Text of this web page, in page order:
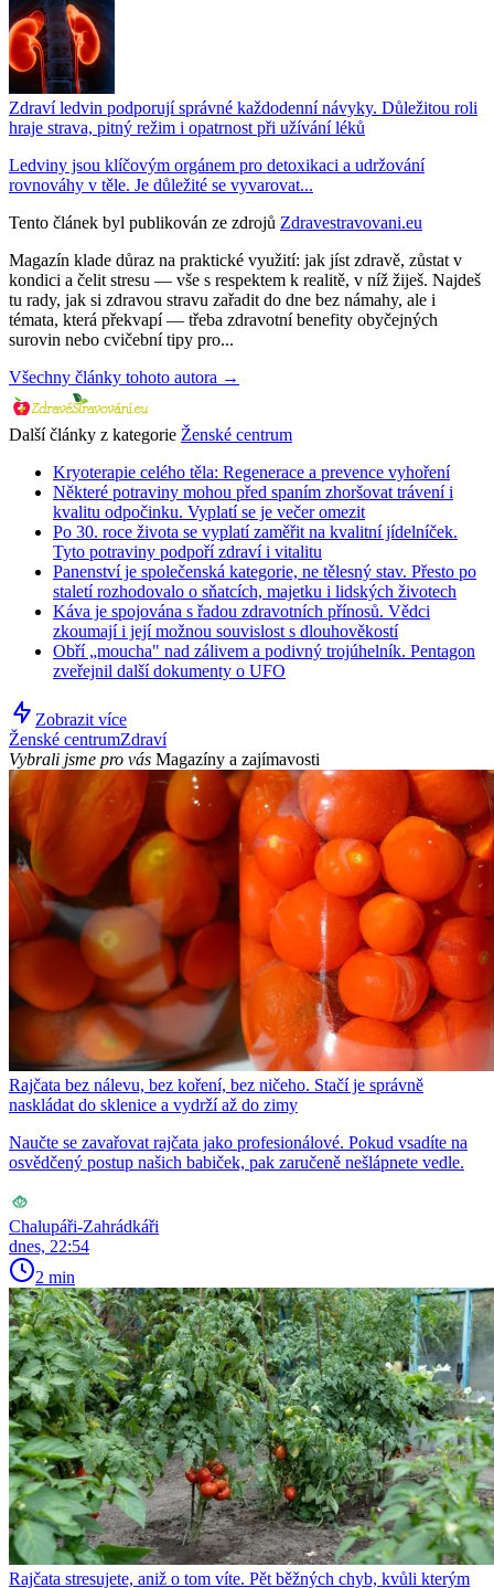
Zdraví ledvin podporují správné každodenní návyky. Důležitou roli
hraje strava, pitný režim i opatrnost při užívání léků
Ledviny jsou klíčovým orgánem pro detoxikaci a udržování
rovnováhy v těle. Je důležité se vyvarovat...
Tento článek byl publikován ze zdrojů Zdravestravovani.eu
Magazín klade důraz na praktické využití: jak jíst zdravě, zůstat v
kondici a čelit stresu — vše s respektem k realitě, v níž žiješ. Najdeš
tu rady, jak si zdravou stravu zařadit do dne bez námahy, ale i
témata, která překvapí — třeba zdravotní benefity obyčejných
surovin nebo cvičební tipy pro...
Všechny články tohoto autora →
Další články z kategorie Ženské centrum
Kryoterapie celého těla: Regenerace a prevence vyhoření
Některé potraviny mohou před spaním zhoršovat trávení i
kvalitu odpočinku. Vyplatí se je večer omezit
Po 30. roce života se vyplatí zaměřit na kvalitní jídelníček.
Tyto potraviny podpoří zdraví i vitalitu
Panenství je společenská kategorie, ne tělesný stav. Přesto po
staletí rozhodovalo o sňatcích, majetku i lidských životech
Káva je spojována s řadou zdravotních přínosů. Vědci
zkoumají i její možnou souvislost s dlouhověkostí
Obří „moucha" nad zálivem a podivný trojúhelník. Pentagon
zveřejnil další dokumenty o UFO
Zobrazit více
Ženské centrumZdraví
Vybrali jsme pro vás Magazíny a zajímavosti
Rajčata bez nálevu, bez koření, bez ničeho. Stačí je správně
naskládat do sklenice a vydrží až do zimy
Naučte se zavařovat rajčata jako profesionálové. Pokud vsadíte na
osvědčený postup našich babiček, pak zaručeně nešlápnete vedle.
Chalupáři-Zahrádkáři
dnes, 22:54
2 min
Rajčata stresujete, aniž o tom víte. Pět běžných chyb, kvůli kterým